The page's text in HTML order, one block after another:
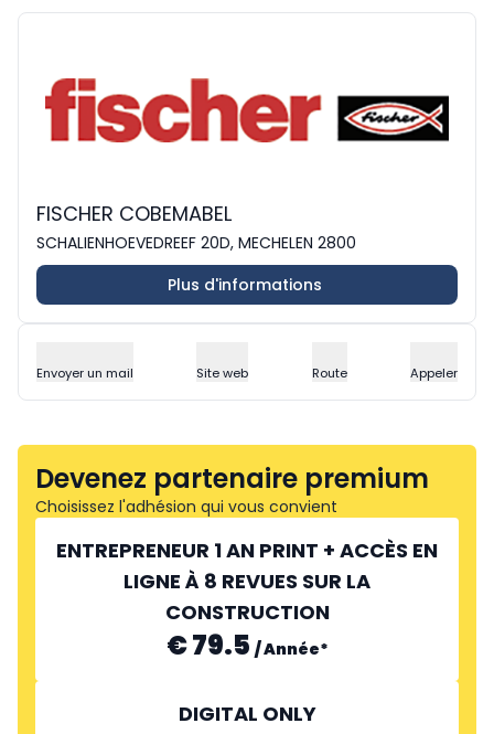
FISCHER COBEMABEL
SCHALIENHOEVEDREEF 20D, MECHELEN 2800
Plus d'informations
Envoyer un mail Site web Route Appeler
Devenez partenaire premium
Choisissez l'adhésion qui vous convient
ENTREPRENEUR 1 AN PRINT + ACCÈS EN
LIGNE À 8 REVUES SUR LA
CONSTRUCTION
€ 79.5 /Année*
DIGITAL ONLY